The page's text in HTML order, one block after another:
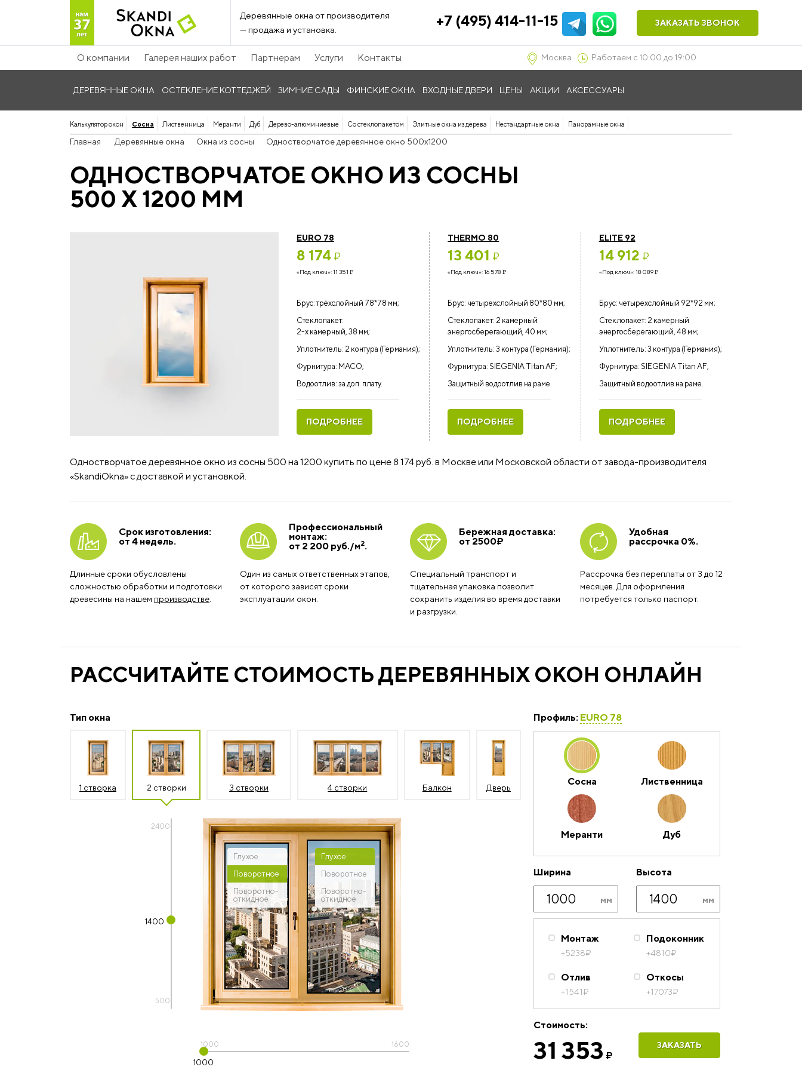
Деревянные окна от производителя
— продажа и установка.
+7 (495) 414-11-15 ЗАКАЗАТЬ ЗВОНОК
О компании Галерея наших работ Партнерам Услуги Контакты Москва Работаем с 10:00 до 19:00
ДЕРЕВЯННЫЕ ОКНА ОСТЕКЛЕНИЕ КОТТЕДЖЕЙ ЗИМНИЕ САДЫ ФИНСКИЕ ОКНА ВХОДНЫЕ ДВЕРИ ЦЕНЫ АКЦИИ АКСЕССУАРЫ
Калькулятор окон Сосна Лиственница Меранти Дуб Дерево-алюминиевые Со стеклопакетом Элитные окна из дерева Нестандартные окна
Панорамные окна
Панорамные дерево-алюминиевые
Главная Деревянные окна Окна из сосны Одностворчатое деревянное окно 500x1200
ОДНОСТВОРЧАТОЕ ОКНО ИЗ СОСНЫ
500 Х 1200 ММ
EURO 78
8 174 ₽
«Под ключ»:11 351 ₽
Брус: трёхслойный 78*78 мм;
Стеклопакет:
2-х камерный, 38 мм;
Уплотнитель: 2 контура (Германия);
Фурнитура: MACO;
Водоотлив: за доп. плату.
ПОДРОБНЕЕ
THERMO 80
13 401 ₽
«Под ключ»:16 578 ₽
Брус: четырехслойный 80*80 мм;
Стеклопакет: 2 камерный
энергосберегающий, 40 мм;
Уплотнитель: 3 контура (Германия);
Фурнитура: SIEGENIA Titan AF;
Защитный водоотлив на раме.
ПОДРОБНЕЕ
ELITE 92
14 912 ₽
«Под ключ»:18 089₽
Брус: четырехслойный 92*92 мм;
Стеклопакет: 2 камерный
энергосберегающий, 48 мм;
Уплотнитель: 3 контура (Германия);
Фурнитура: SIEGENIA Titan AF;
Защитный водоотлив на раме.
ПОДРОБНЕЕ
Одностворчатое деревянное окно из сосны 500 на 1200 купить по цене 8 174 руб. в Москве или Московской области от завода-производителя
«SkandiOkna» с доставкой и установкой.
Срок изготовления:
от 4 недель.
Длинные сроки обусловлены
сложностью обработки и подготовки
древесины на нашем производстве
Профессиональный
монтаж:
от 2 200 руб./м2.
Один из самых ответственных этапов,
от которого зависят сроки
эксплуатации окон.
Бережная доставка:
от 2500₽
Специальный транспорт и
тщательная упаковка позволит
сохранить изделия во время доставки
и разгрузки.
Удобная
рассрочка 0%.
Рассрочка без переплаты от 3 до 12
месяцев. Для оформления
потребуется только паспорт.
РАССЧИТАЙТЕ СТОИМОСТЬ ДЕРЕВЯННЫХ ОКОН ОНЛАЙН
Тип окна
1 створка 2 створки 3 створки 4 створки Балкон Дверь
Профиль: EURO 78
Сосна Лиственница
Меранти Дуб
2400
1400
500
Глухое
Поворотное
Поворотно-
откидное
Глухое
Поворотное
Поворотно-
откидное
1000
1000
1600
Ширина Высота
Монтаж
+5238₽
Подоконник
+4810₽
Отлив
+1541₽
Откосы
+17073₽
Стоимость:
31 353 ₽
ЗАКАЗАТЬ